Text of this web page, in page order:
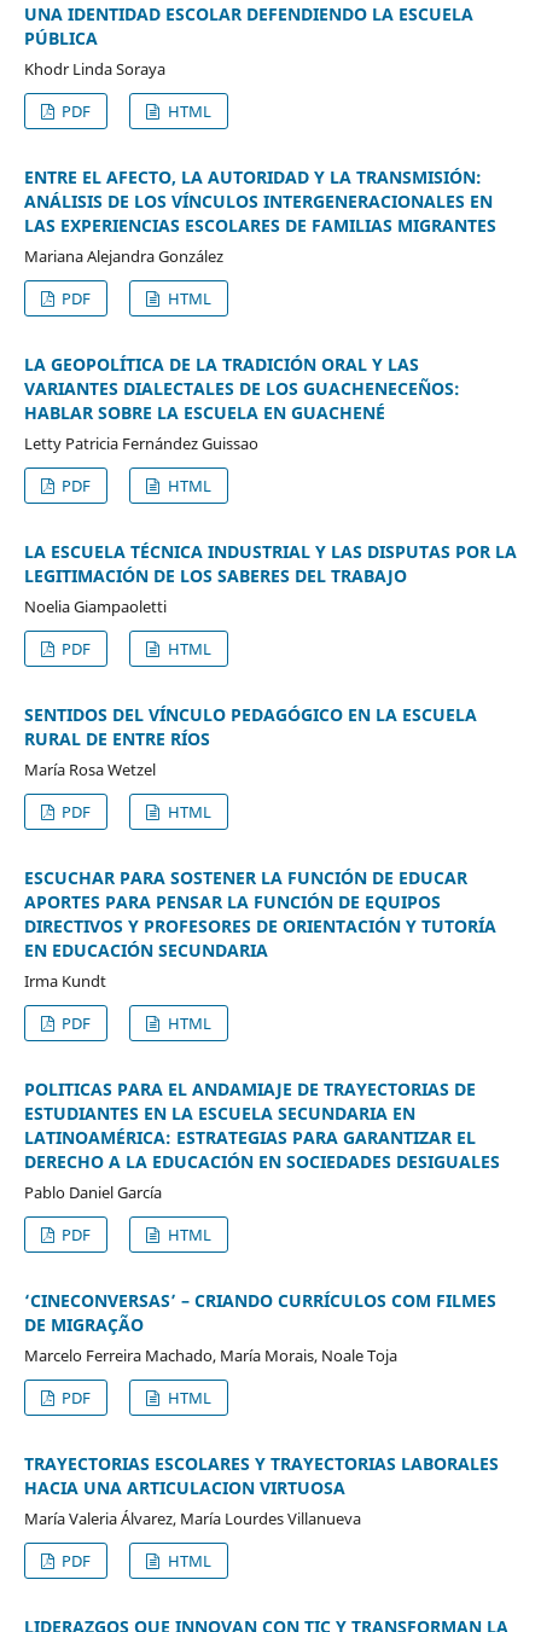
UNA IDENTIDAD ESCOLAR DEFENDIENDO LA ESCUELA
PÚBLICA
Khodr Linda Soraya
PDF
HTML
ENTRE EL AFECTO, LA AUTORIDAD Y LA TRANSMISIÓN:
ANÁLISIS DE LOS VÍNCULOS INTERGENERACIONALES EN
LAS EXPERIENCIAS ESCOLARES DE FAMILIAS MIGRANTES
Mariana Alejandra González
PDF
HTML
LA GEOPOLÍTICA DE LA TRADICIÓN ORAL Y LAS
VARIANTES DIALECTALES DE LOS GUACHENECEÑOS:
HABLAR SOBRE LA ESCUELA EN GUACHENÉ
Letty Patricia Fernández Guissao
PDF
HTML
LA ESCUELA TÉCNICA INDUSTRIAL Y LAS DISPUTAS POR LA
LEGITIMACIÓN DE LOS SABERES DEL TRABAJO
Noelia Giampaoletti
PDF
HTML
SENTIDOS DEL VÍNCULO PEDAGÓGICO EN LA ESCUELA
RURAL DE ENTRE RÍOS
María Rosa Wetzel
PDF
HTML
ESCUCHAR PARA SOSTENER LA FUNCIÓN DE EDUCAR
APORTES PARA PENSAR LA FUNCIÓN DE EQUIPOS
DIRECTIVOS Y PROFESORES DE ORIENTACIÓN Y TUTORÍA
EN EDUCACIÓN SECUNDARIA
Irma Kundt
PDF
HTML
POLITICAS PARA EL ANDAMIAJE DE TRAYECTORIAS DE
ESTUDIANTES EN LA ESCUELA SECUNDARIA EN
LATINOAMÉRICA: ESTRATEGIAS PARA GARANTIZAR EL
DERECHO A LA EDUCACIÓN EN SOCIEDADES DESIGUALES
Pablo Daniel García
PDF
HTML
‘CINECONVERSAS’ – CRIANDO CURRÍCULOS COM FILMES
DE MIGRAÇÃO
Marcelo Ferreira Machado, María Morais, Noale Toja
PDF
HTML
TRAYECTORIAS ESCOLARES Y TRAYECTORIAS LABORALES
HACIA UNA ARTICULACION VIRTUOSA
María Valeria Álvarez, María Lourdes Villanueva
PDF
HTML
LIDERAZGOS QUE INNOVAN CON TIC Y TRANSFORMAN LA